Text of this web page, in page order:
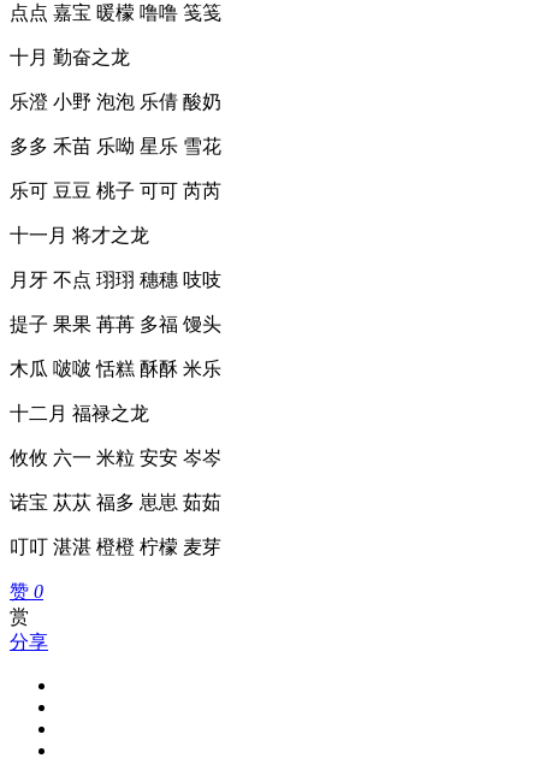
点点 嘉宝 暖檬 噜噜 笺笺
十月 勤奋之龙
乐澄 小野 泡泡 乐倩 酸奶
多多 禾苗 乐呦 星乐 雪花
乐可 豆豆 桃子 可可 芮芮
十一月 将才之龙
月牙 不点 珝珝 穗穗 吱吱
提子 果果 苒苒 多福 馒头
木瓜 啵啵 恬糕 酥酥 米乐
十二月 福禄之龙
攸攸 六一 米粒 安安 岑岑
诺宝 苁苁 福多 崽崽 茹茹
叮叮 湛湛 橙橙 柠檬 麦芽
赞 0
赏
分享